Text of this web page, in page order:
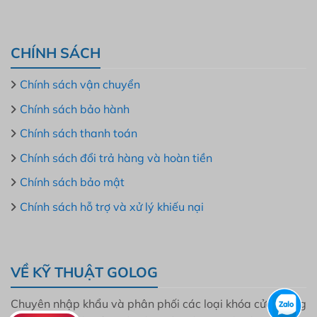
CHÍNH SÁCH
Chính sách vận chuyển
Chính sách bảo hành
Chính sách thanh toán
Chính sách đổi trả hàng và hoàn tiền
Chính sách bảo mật
Chính sách hỗ trợ và xử lý khiếu nại
VỀ KỸ THUẬT GOLOG
Chuyên nhập khẩu và phân phối các loại khóa cửa thông